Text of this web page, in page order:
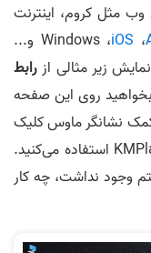
وب مثل کروم، اینترنت
iOS ،
و...
زیر مثالی از رابط
روی این صفحه
کمک نشانگر ماوس کلیک
کنید. مثلاً برای تماشای فیلم از برنامه KMPlayer استفاده می‌کنید.
وجود نداشت، چه کار